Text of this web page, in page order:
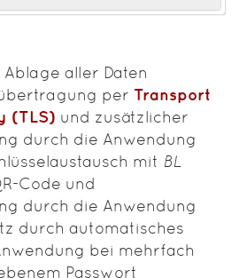
aller Daten
per Transport
(TLS) und zusätzlicher
durch die Anwendung
mit BL
Code und
durch die Anwendung
durch automatisches
bei mehrfach
Passwort